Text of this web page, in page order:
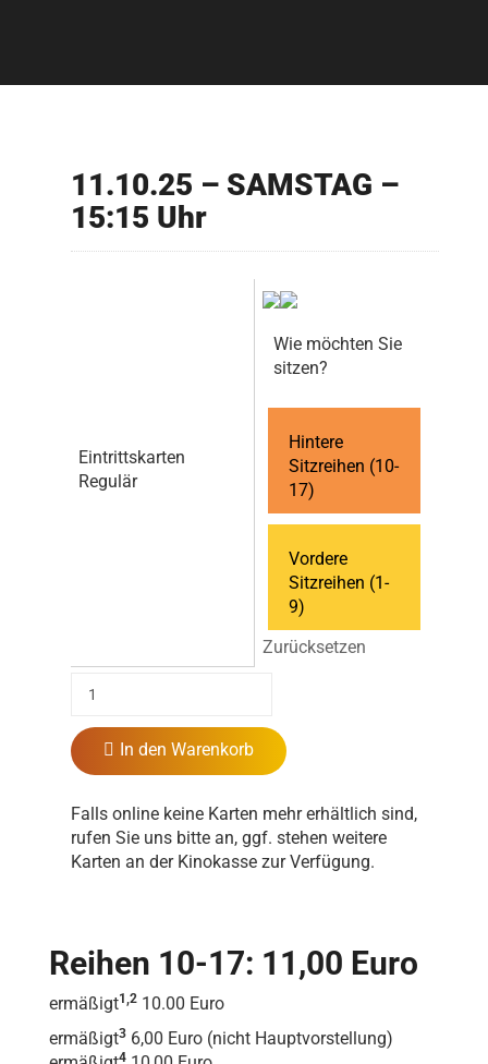
11.10.25 – SAMSTAG –
15:15 Uhr
Eintrittskarten
Regulär
Wie möchten Sie
sitzen?
Hintere
Sitzreihen (10-
17)
Vordere
Sitzreihen (1-
9)
Zurücksetzen
In den Warenkorb
Falls online keine Karten mehr erhältlich sind,
rufen Sie uns bitte an, ggf. stehen weitere
Karten an der Kinokasse zur Verfügung.
Reihen 10-17: 11,00 Euro
ermäßigt1,2 10.00 Euro
ermäßigt3 6,00 Euro (nicht Hauptvorstellung)
4